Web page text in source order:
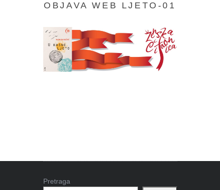
OBJAVA WEB LJETO-01
Pretraga